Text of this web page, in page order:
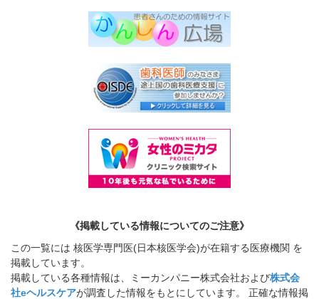
《掲載している情報についてのご注意》
この一覧には 核医学専門医(日本核医学会)が在籍する医療機関 を
掲載しています。
掲載している各種情報は、ミーカンパニー株式会社および株式会
社eヘルスケアが調査した情報をもとにしています。 正確な情報掲